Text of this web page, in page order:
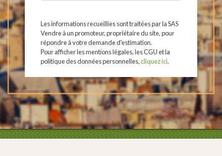
Les informations recueillies sont traitées par la SAS
Vendre à un promoteur, propriétaire du site, pour
répondre à votre demande d'estimation.
Pour afficher les mentions légales, les CGU et la
politique des données personnelles,cliquez ici.